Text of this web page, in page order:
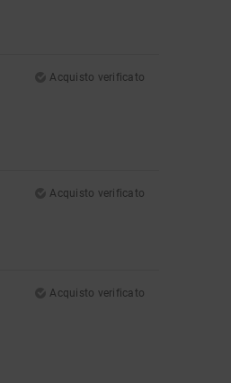
Acquisto verificato
Acquisto verificato
Acquisto verificato